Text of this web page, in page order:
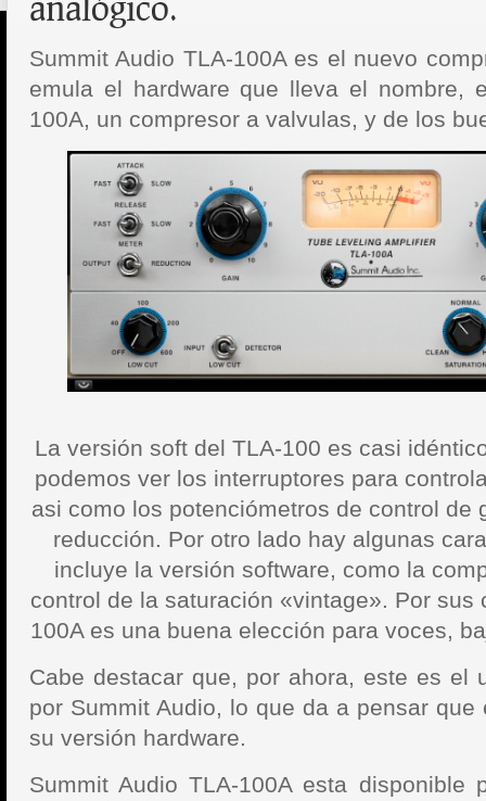
Summit Audio TLA-100A es el nuevo
emula el hardware que lleva el nombre,
100A, un compresor a valvulas, y de los
La versión soft del TLA-100 es casi
podemos ver los interruptores para
asi como los potenciómetros de control de
reducción. Por otro lado hay algunas
incluye la versión software, como la
control de la saturación «vintage». Por sus
100A es una buena elección para voces,
Cabe destacar que, por ahora, este es el
por Summit Audio, lo que da a pensar
su versión hardware.
Summit Audio TLA-100A esta disponible